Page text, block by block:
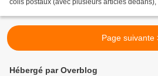
colis postaux (avec plusieurs articles
Page suivante
Hébergé par Overblog